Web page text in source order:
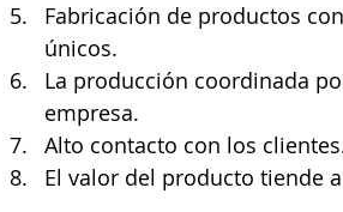
Fabricación de productos
únicos.
La producción coordinada
empresa.
Alto contacto con los
El valor del producto tiende